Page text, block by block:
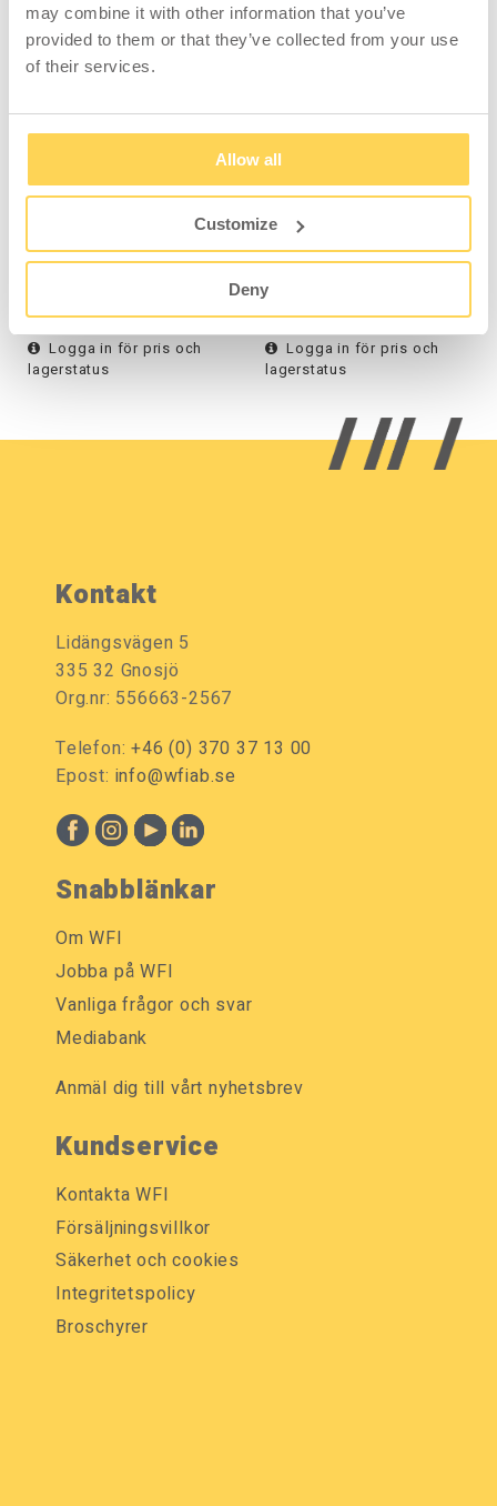
may combine it with other information that you’ve
provided to them or that they’ve collected from your use
of their services.
Allow all
Customize
Deny
PASSAR MED
Svetsbord Elektriskt
1200x800
1-434-0
Logga in för pris och
lagerstatus
Svetsbord Elektriskt
2000x800
1-432-0
Logga in för pris och
lagerstatus
Kontakt
Lidängsvägen 5
335 32 Gnosjö
Org.nr: 556663-2567
Telefon:+46 (0) 370 37 13 00
Epost: info@wfiab.se
Snabblänkar
Om WFI
Jobba på WFI
Vanliga frågor och svar
Mediabank
Anmäl dig till vårt nyhetsbrev
Kundservice
Kontakta WFI
Försäljningsvillkor
Säkerhet och cookies
Integritetspolicy
Broschyrer